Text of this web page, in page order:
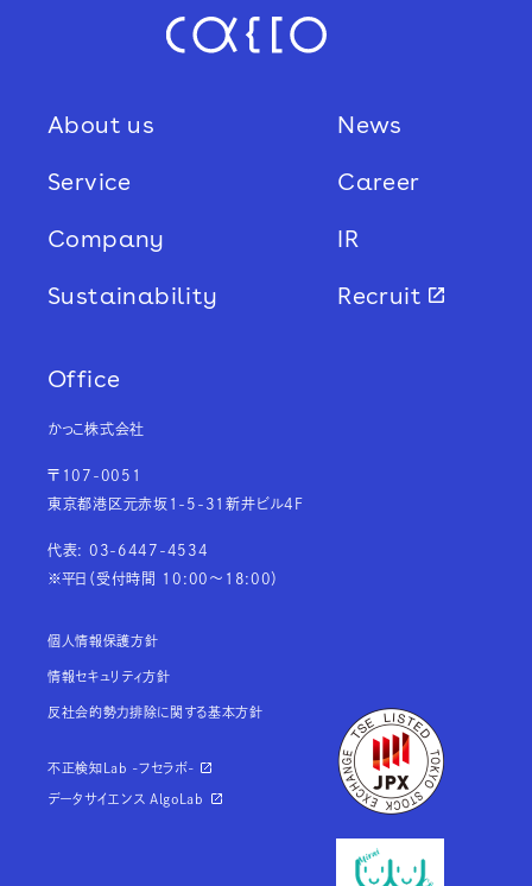
About us
Service
Company
Sustainability
News
Career
IR
Recruit
Office
かっこ株式会社
〒107-0051
東京都港区元赤坂1-5-31新井ビル4F
代表: 03-6447-4534
※平日（受付時間 10:00～18:00）
個人情報保護方針
情報セキュリティ方針
反社会的勢力排除に関する基本方針
不正検知Lab -フセラボ-
データサイエンス AlgoLab